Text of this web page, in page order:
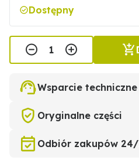
Dostępny
Wsparcie techniczne
Oryginalne części
Odbiór zakupów